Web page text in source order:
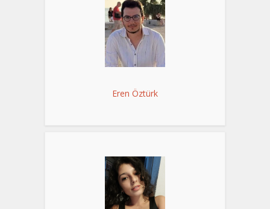
Eren Öztürk